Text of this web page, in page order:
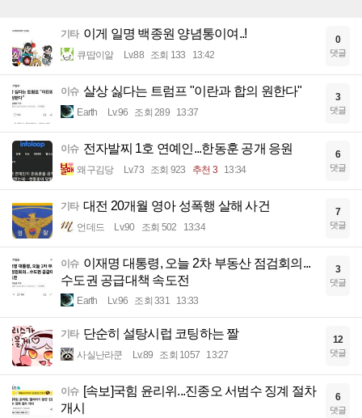
기타 이게 일명 백종원 양념통이여..!
큐땁이알 Lv.88 조회 133 13:42
0
댓글
이슈 살상 싫다는 트럼프 "이란과 합의 원한다"
Earth Lv.96 조회 289 13:37
3
댓글
이슈 전자발찌 1호 연예인...한동훈 공개 응원
왜구김당 Lv.73 조회 923 추천 3 13:34
6
댓글
기타 대전 20개월 영아 성폭행 살해 사건
언데드 Lv.90 조회 502 13:34
7
댓글
이슈 이재명 대통령, 오늘 2차 부동산 점검회의...
수도권 공급대책 속도전
Earth Lv.96 조회 331 13:33
3
댓글
기타 단순히 설탕시럽 코팅하는 짤
사실난라쿤 Lv.89 조회 1057 13:27
12
댓글
이슈 [속보]국힘 윤리위...진종오 서범수 징계 절차
개시
6
댓글